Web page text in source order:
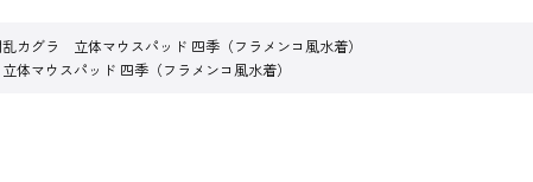
カグラ 立体マウスパッド 四季（フラメンコ風水着）
体マウスパッド 四季（フラメンコ風水着）